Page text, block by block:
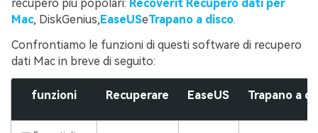
recupero più popolari: Recoverit Recupero dati per
Mac, DiskGenius, EaseUSeTrapano a disco.
Confrontiamo le funzioni di questi software di recupero
dati Mac in breve di seguito:
funzioni Recuperare EaseUS Trapano a